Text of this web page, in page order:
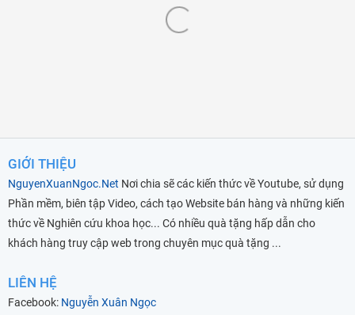
GIỚI THIỆU
NguyenXuanNgoc.Net Nơi chia sẽ các kiến thức về Youtube, sử dụng
Phần mềm, biên tập Video, cách tạo Website bán hàng và những kiến
thức về Nghiên cứu khoa học... Có nhiều quà tặng hấp dẫn cho
khách hàng truy cập web trong chuyên mục quà tặng ...
LIÊN HỆ
Facebook: Nguyễn Xuân Ngọc